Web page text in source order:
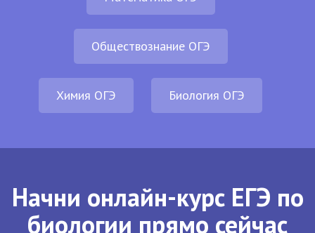
Обществознание ОГЭ
Химия ОГЭ Биология ОГЭ
Начни онлайн-курс ЕГЭ по
биологии прямо сейчас